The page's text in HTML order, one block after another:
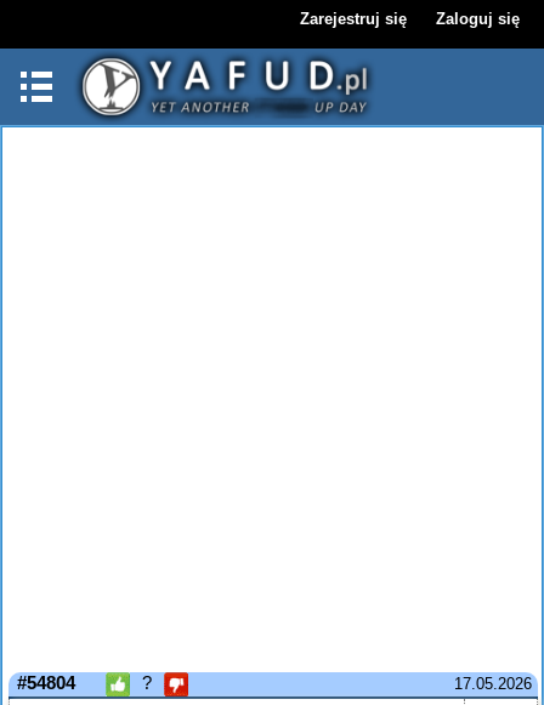
Zarejestruj się Zaloguj się
17.05.2026
#54804 ?